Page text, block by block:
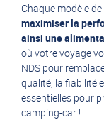
Chaque modèle
maximiser la
ainsi une
où votre voyage
NDS pour
qualité, la fiabilité
essentielles pour
camping-car !